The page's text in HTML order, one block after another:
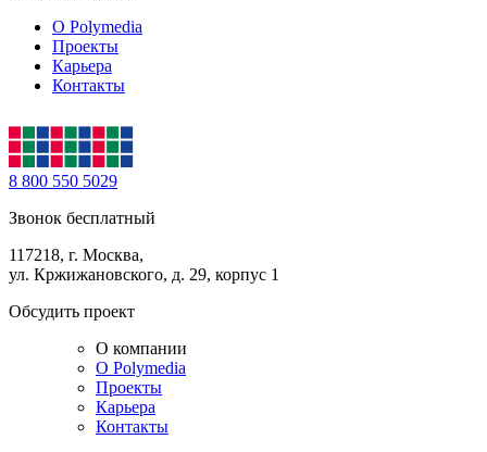
О Polymedia
Проекты
Карьера
Контакты
8 800 550 5029
Звонок бесплатный
117218, г. Москва,
ул. Кржижановского, д. 29, корпус 1
Обсудить проект
О компании
О Polymedia
Проекты
Карьера
Контакты